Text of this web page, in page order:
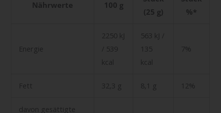
Nährwerte
100 g
(25 g)
%*
Energie
2250 kJ
/ 539
kcal
563 kJ /
135
kcal
7%
Fett 32,3 g 8,1 g 12%
davon gesättigte